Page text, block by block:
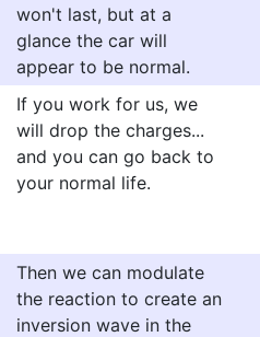
won't last, but at a
glance the car will
appear to be normal.
If you work for us, we
will drop the charges...
and you can go back to
your normal life.
Then we can modulate
the reaction to create an
inversion wave in the